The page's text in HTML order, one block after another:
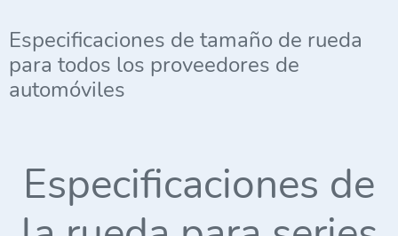
Especificaciones de tamaño de rueda
para todos los proveedores de
automóviles
Especificaciones de